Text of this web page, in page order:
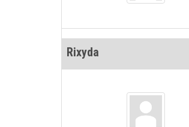
Rixyda